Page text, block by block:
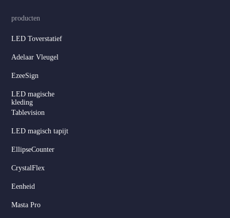
producten
LED Toverstatief
Adelaar Vleugel
EzeeSign
LED magische
kleding
Tablevision
LED magisch tapijt
EllipseCounter
CrystalFlex
Eenheid
Masta Pro